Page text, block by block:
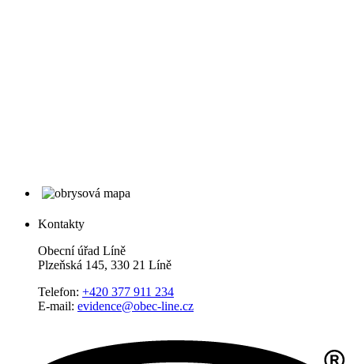
Kontakty
Obecní úřad Líně
Plzeňská 145, 330 21 Líně
Telefon: +420 377 911 234
E-mail: evidence@obec-line.cz